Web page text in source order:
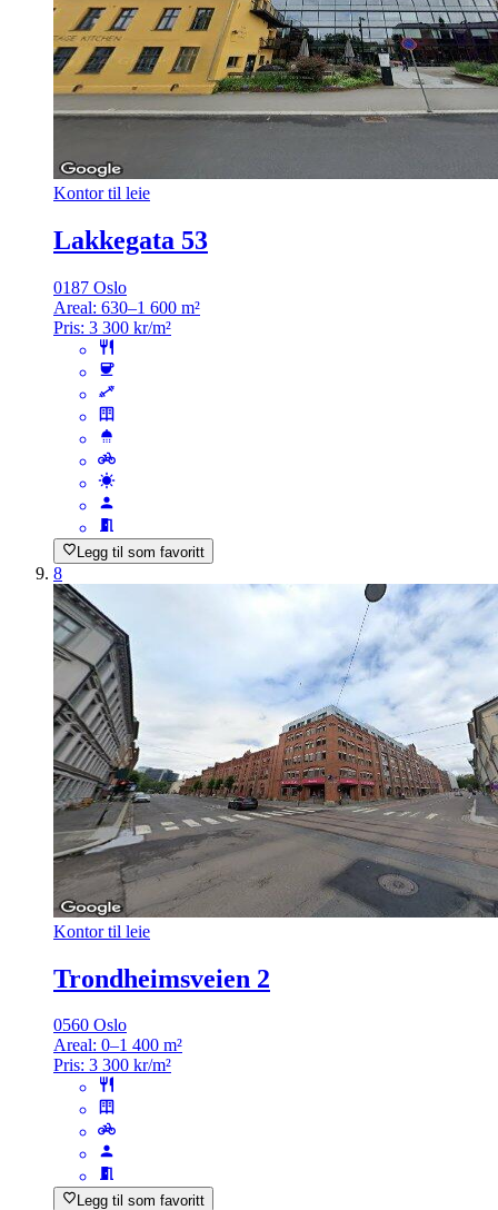
Kontor til leie
Lakkegata 53
0187 Oslo
Areal: 630–1 600 m²
Pris: 3 300 kr/m²
Legg til som favoritt
8
Kontor til leie
Trondheimsveien 2
0560 Oslo
Areal: 0–1 400 m²
Pris: 3 300 kr/m²
Legg til som favoritt